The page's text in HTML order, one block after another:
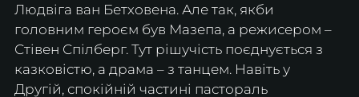
Людвіга ван Бетховена. Але так, якби
головним героєм був Мазепа, а режисером –
Стівен Спілберг. Тут рішучість поєднується з
казковістю, а драма – з танцем. Навіть у
Другій, спокійній частині пастораль